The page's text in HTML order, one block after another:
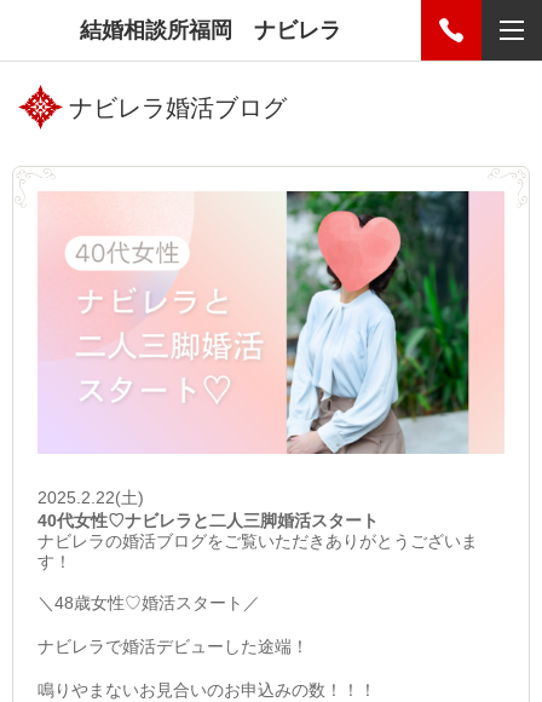
結婚相談所福岡 ナビレラ
ナビレラ婚活ブログ
2025.2.22(土)
40代女性♡ナビレラと二人三脚婚活スタート
ナビレラの婚活ブログをご覧いただきありがとうございま
す！
＼48歳女性♡婚活スタート／
ナビレラで婚活デビューした途端！
鳴りやまないお見合いのお申込みの数！！！